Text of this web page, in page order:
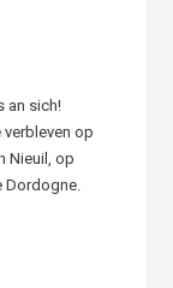
an sich!
verbleven op
Nieuil, op
Dordogne.